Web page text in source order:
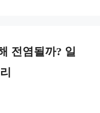
전염될까? 일